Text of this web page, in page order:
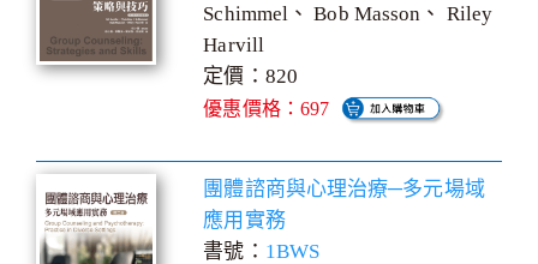
Schimmel、 Bob Masson、 Riley
Harvill
定價：820
優惠價格：697
團體諮商與心理治療─多元場域
應用實務
書號： 1BWS